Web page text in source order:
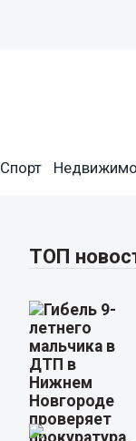
Спорт
ТОП